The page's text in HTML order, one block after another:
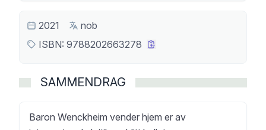
2021
nob
ISBN: 9788202663278
SAMMENDRAG
Baron Wenckheim vender hjem er av